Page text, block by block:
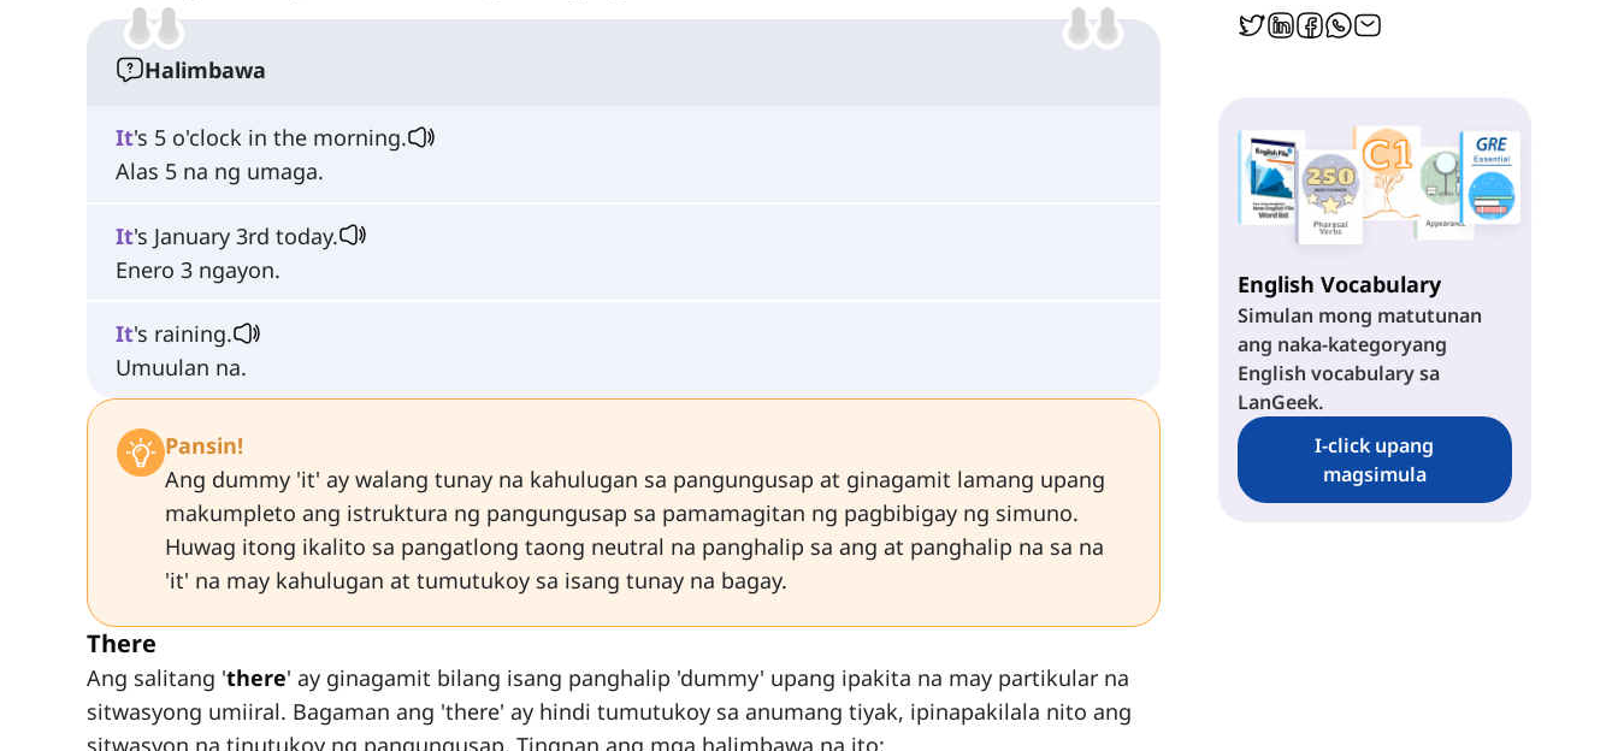
Halimbawa
It's 5 o'clock in the morning.
Alas 5 na ng umaga.
It's January 3rd today.
Enero 3 ngayon.
It's raining.
Umuulan na.
Pansin!
Ang dummy 'it' ay walang tunay na kahulugan sa pangungusap at ginagamit lamang upang
makumpleto ang istruktura ng pangungusap sa pamamagitan ng pagbibigay ng simuno.
Huwag itong ikalito sa pangatlong taong neutral na panghalip sa ang at panghalip na sa na
'it' na may kahulugan at tumutukoy sa isang tunay na bagay.
There
Ang salitang 'there' ay ginagamit bilang isang panghalip 'dummy' upang ipakita na may partikular na
sitwasyong umiiral. Bagaman ang 'there' ay hindi tumutukoy sa anumang tiyak, ipinapakilala nito ang
English Vocabulary
Simulan mong matutunan
ang naka-kategoryang
English vocabulary sa
LanGeek.
I-click upang
magsimula